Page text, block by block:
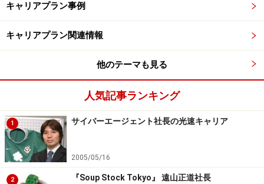
キャリアプラン事例
キャリアプラン関連情報
他のテーマも見る
人気記事ランキング
1 サイバーエージェント社長の光速キャリア
2005/05/16
2 『Soup Stock Tokyo』 遠山正道社長